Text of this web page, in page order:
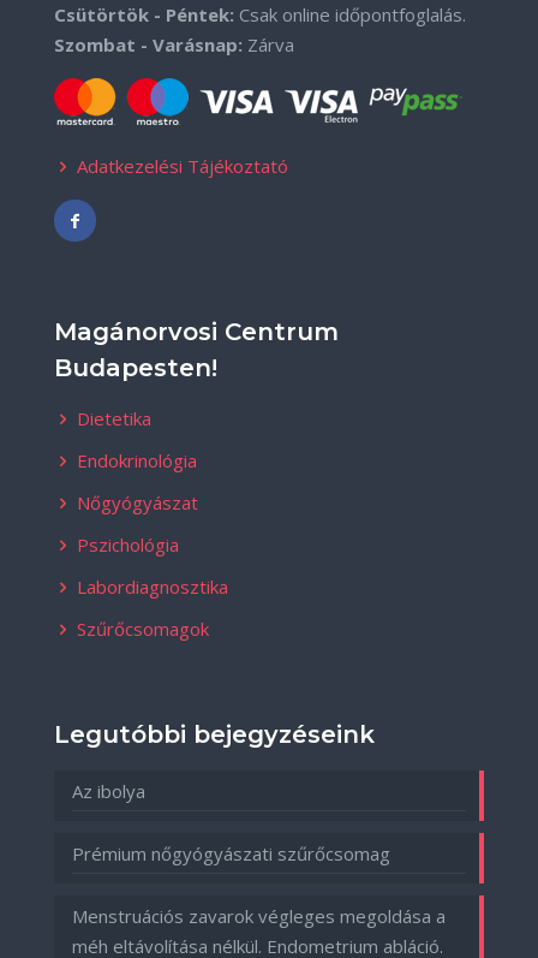
Csütörtök - Péntek: Csak online időpontfoglalás.
Szombat - Varásnap: Zárva
Adatkezelési Tájékoztató
Magánorvosi Centrum
Budapesten!
Dietetika
Endokrinológia
Nőgyógyászat
Pszichológia
Labordiagnosztika
Szűrőcsomagok
Legutóbbi bejegyzéseink
Az ibolya
Prémium nőgyógyászati szűrőcsomag
Menstruációs zavarok végleges megoldása a
méh eltávolítása nélkül. Endometrium abláció.